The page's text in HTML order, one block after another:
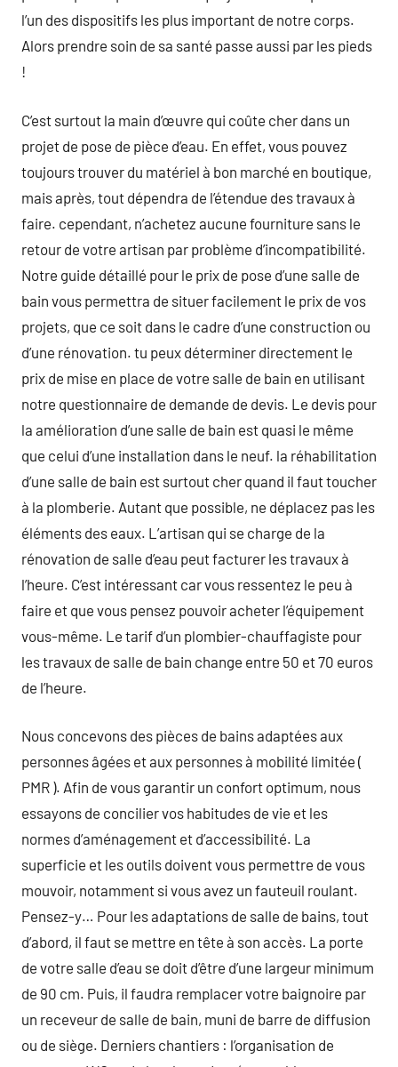
l’un des dispositifs les plus important de notre corps.
Alors prendre soin de sa santé passe aussi par les pieds
!
C’est surtout la main d’œuvre qui coûte cher dans un
projet de pose de pièce d’eau. En effet, vous pouvez
toujours trouver du matériel à bon marché en boutique,
mais après, tout dépendra de l’étendue des travaux à
faire. cependant, n’achetez aucune fourniture sans le
retour de votre artisan par problème d’incompatibilité.
Notre guide détaillé pour le prix de pose d’une salle de
bain vous permettra de situer facilement le prix de vos
projets, que ce soit dans le cadre d’une construction ou
d’une rénovation. tu peux déterminer directement le
prix de mise en place de votre salle de bain en utilisant
notre questionnaire de demande de devis. Le devis pour
la amélioration d’une salle de bain est quasi le même
que celui d’une installation dans le neuf. la réhabilitation
d’une salle de bain est surtout cher quand il faut toucher
à la plomberie. Autant que possible, ne déplacez pas les
éléments des eaux. L’artisan qui se charge de la
rénovation de salle d’eau peut facturer les travaux à
l’heure. C’est intéressant car vous ressentez le peu à
faire et que vous pensez pouvoir acheter l’équipement
vous-même. Le tarif d’un plombier-chauffagiste pour
les travaux de salle de bain change entre 50 et 70 euros
de l’heure.
Nous concevons des pièces de bains adaptées aux
personnes âgées et aux personnes à mobilité limitée (
PMR ). Afin de vous garantir un confort optimum, nous
essayons de concilier vos habitudes de vie et les
normes d’aménagement et d’accessibilité. La
superficie et les outils doivent vous permettre de vous
mouvoir, notamment si vous avez un fauteuil roulant.
Pensez-y… Pour les adaptations de salle de bains, tout
d’abord, il faut se mettre en tête à son accès. La porte
de votre salle d’eau se doit d’être d’une largeur minimum
de 90 cm. Puis, il faudra remplacer votre baignoire par
un receveur de salle de bain, muni de barre de diffusion
ou de siège. Derniers chantiers : l’organisation de